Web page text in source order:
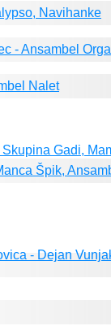
Navihanke
- Ansambel
Nalet
Gadi,
Špik,
- Dejan